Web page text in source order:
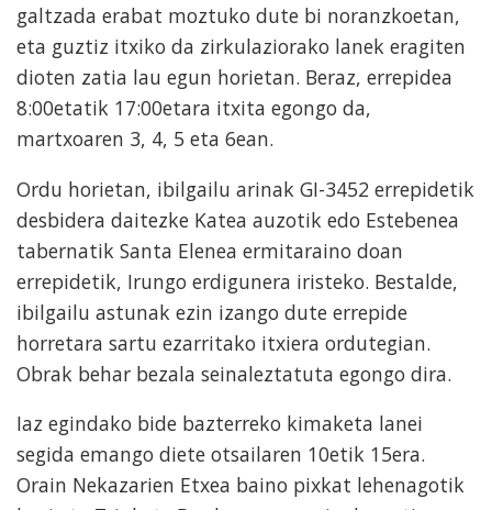
galtzada erabat moztuko dute bi noranzkoetan,
eta guztiz itxiko da zirkulaziorako lanek eragiten
dioten zatia lau egun horietan. Beraz, errepidea
8:00etatik 17:00etara itxita egongo da,
martxoaren 3, 4, 5 eta 6ean.
Ordu horietan, ibilgailu arinak GI-3452 errepidetik
desbidera daitezke Katea auzotik edo Estebenea
tabernatik Santa Elenea ermitaraino doan
errepidetik, Irungo erdigunera iristeko. Bestalde,
ibilgailu astunak ezin izango dute errepide
horretara sartu ezarritako itxiera ordutegian.
Obrak behar bezala seinaleztatuta egongo dira.
Iaz egindako bide bazterreko kimaketa lanei
segida emango diete otsailaren 10etik 15era.
Orain Nekazarien Etxea baino pixkat lehenagotik